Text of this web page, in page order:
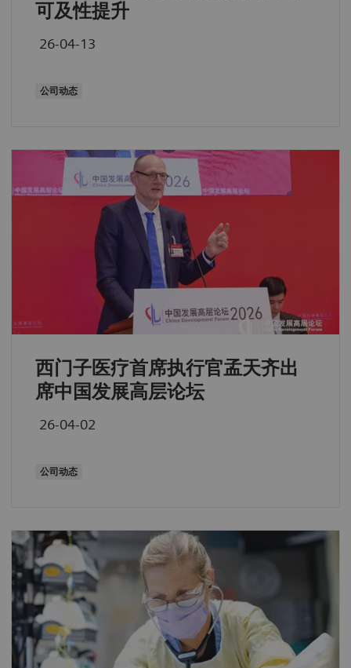
可及性提升
26-04-13
公司动态
西门子医疗首席执行官孟天齐出
席中国发展高层论坛
26-04-02
公司动态